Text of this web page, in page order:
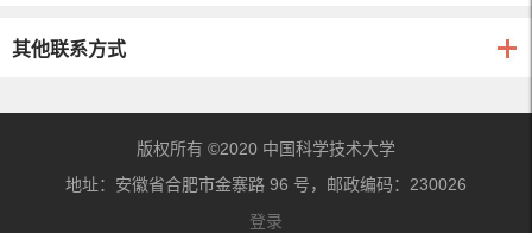
其他联系方式
版权所有 ©2020 中国科学技术大学
地址：安徽省合肥市金寨路 96 号，邮政编码：230026
登录